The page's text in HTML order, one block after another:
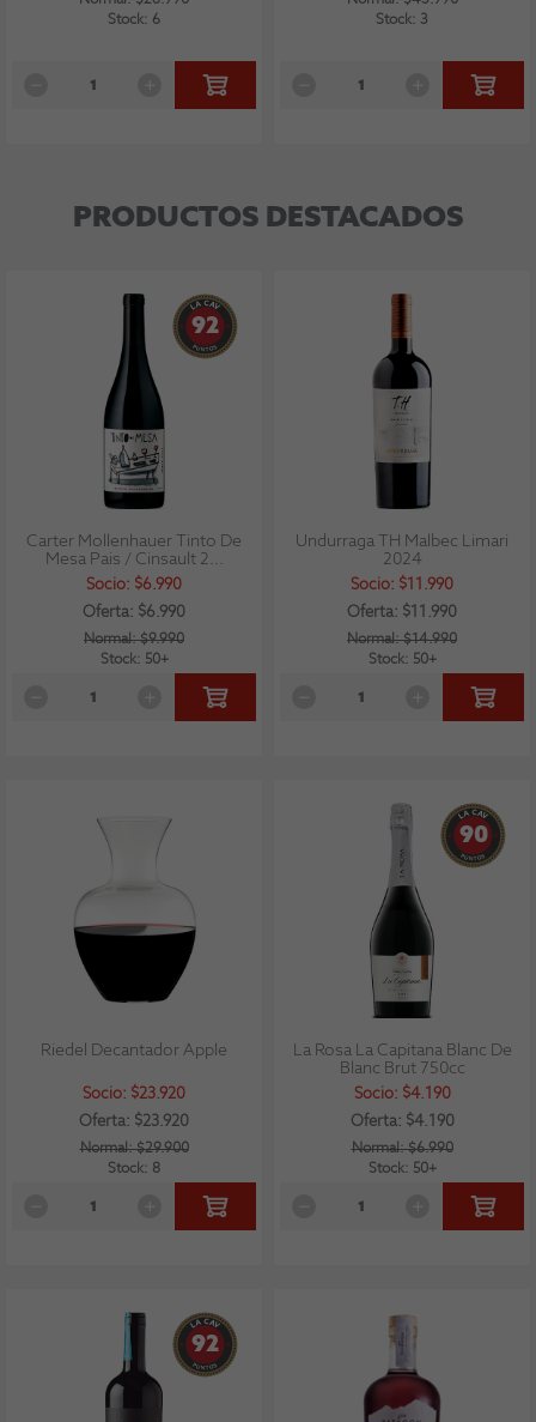
Stock: 6
Stock: 3
PRODUCTOS DESTACADOS
92
Carter Mollenhauer Tinto De
Mesa Pais / Cinsault 2...
Socio: $6.990
Oferta: $6.990
Normal: $9.990
Stock: 50+
Undurraga TH Malbec Limari
2024
Socio: $11.990
Oferta: $11.990
Normal: $14.990
Stock: 50+
Riedel Decantador Apple
Socio: $23.920
Oferta: $23.920
Normal: $29.900
Stock: 8
90
La Rosa La Capitana Blanc De
Blanc Brut 750cc
Socio: $4.190
Oferta: $4.190
Normal: $6.990
Stock: 50+
92